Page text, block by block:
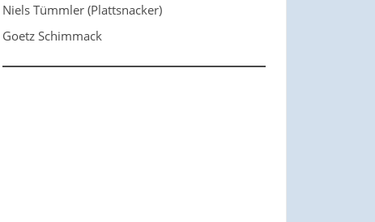
Niels Tümmler (Plattsnacker)
Goetz Schimmack